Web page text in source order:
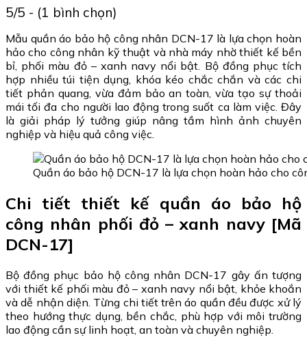
5/5 - (1 bình chọn)
Mẫu quần áo bảo hộ công nhân DCN-17 là lựa chọn hoàn
hảo cho công nhân kỹ thuật và nhà máy nhờ thiết kế bền
bỉ, phối màu đỏ – xanh navy nổi bật. Bộ đồng phục tích
hợp nhiều túi tiện dụng, khóa kéo chắc chắn và các chi
tiết phản quang, vừa đảm bảo an toàn, vừa tạo sự thoải
mái tối đa cho người lao động trong suốt ca làm việc. Đây
là giải pháp lý tưởng giúp nâng tầm hình ảnh chuyên
nghiệp và hiệu quả công việc.
Quần áo bảo hộ DCN-17 là lựa chọn hoàn hảo cho
Chi tiết thiết kế quần áo bảo hộ
công nhân phối đỏ – xanh navy [Mã
DCN-17]
Bộ đồng phục bảo hộ công nhân DCN-17 gây ấn tượng
với thiết kế phối màu đỏ – xanh navy nổi bật, khỏe khoắn
và dễ nhận diện. Từng chi tiết trên áo quần đều được xử lý
theo hướng thực dụng, bền chắc, phù hợp với môi trường
lao động cần sự linh hoạt, an toàn và chuyên nghiệp.